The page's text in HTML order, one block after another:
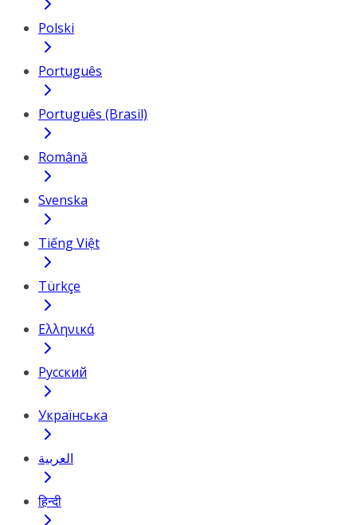
Polski
Português
Português (Brasil)
Română
Svenska
Tiếng Việt
Türkçe
Ελληνικά
Русский
Українська
العربية
हिन्दी